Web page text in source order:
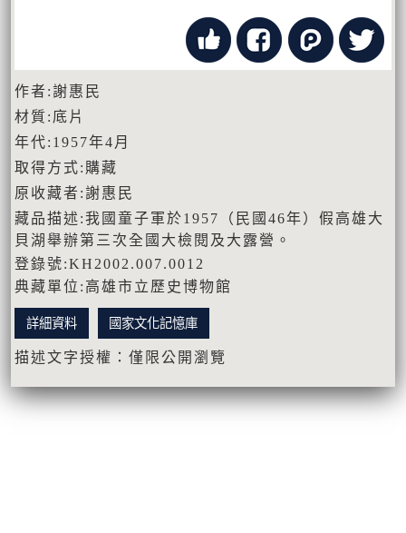
作者:謝惠民
材質:底片
年代:1957年4月
取得方式:購藏
原收藏者:謝惠民
藏品描述:我國童子軍於1957（民國46年）假高雄大
貝湖舉辦第三次全國大檢閱及大露營。
登錄號:KH2002.007.0012
典藏單位:高雄市立歷史博物館
詳細資料 國家文化記憶庫
描述文字授權：僅限公開瀏覽